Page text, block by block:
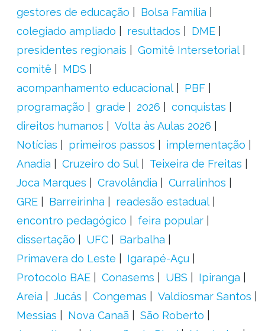
gestores de educação
Bolsa Família
colegiado ampliado
resultados
DME
presidentes regionais
Gomitê Intersetorial
comitê
MDS
acompanhamento educacional
PBF
programação
grade 2026
conquistas
direitos humanos
Volta às Aulas 2026
Notícias
primeiros passos
implementação
Anadia
Cruzeiro do Sul
Teixeira de Freitas
Joca Marques
Cravolândia
Curralinhos
GRE
Barreirinha
readesão estadual
encontro pedagógico
feira popular
dissertação
UFC
Barbalha
Primavera do Leste
Igarapé-Açu
Protocolo BAE
Conasems UBS
Ipiranga
Areia
Jucás Congemas
Valdiosmar Santos
Messias
Nova Canaã
São Roberto